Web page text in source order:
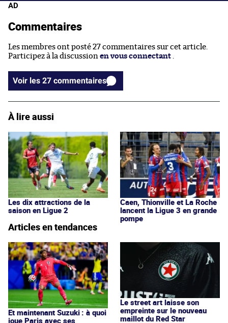
AD
Commentaires
Les membres ont posté 27 commentaires sur cet article.
Participez à la discussion en vous connectant
Voir les 27 commentaires
À lire aussi
Les dix attractions de la
saison en Ligue 2
Caen, Thionville et La Roche
lancent la Ligue 3 en grande
pompe
Articles en tendances
Et maintenant Suzuki : à quoi
joue Paris avec ses
Le street art laisse son
empreinte sur le nouveau
maillot du Red Star